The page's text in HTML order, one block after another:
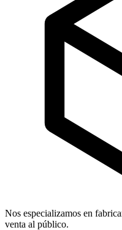
Nos especializamos en
venta al público.